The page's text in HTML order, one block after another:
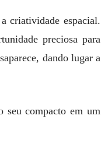
criatividade espacial.
preciosa para
dando lugar a
seu compacto em um